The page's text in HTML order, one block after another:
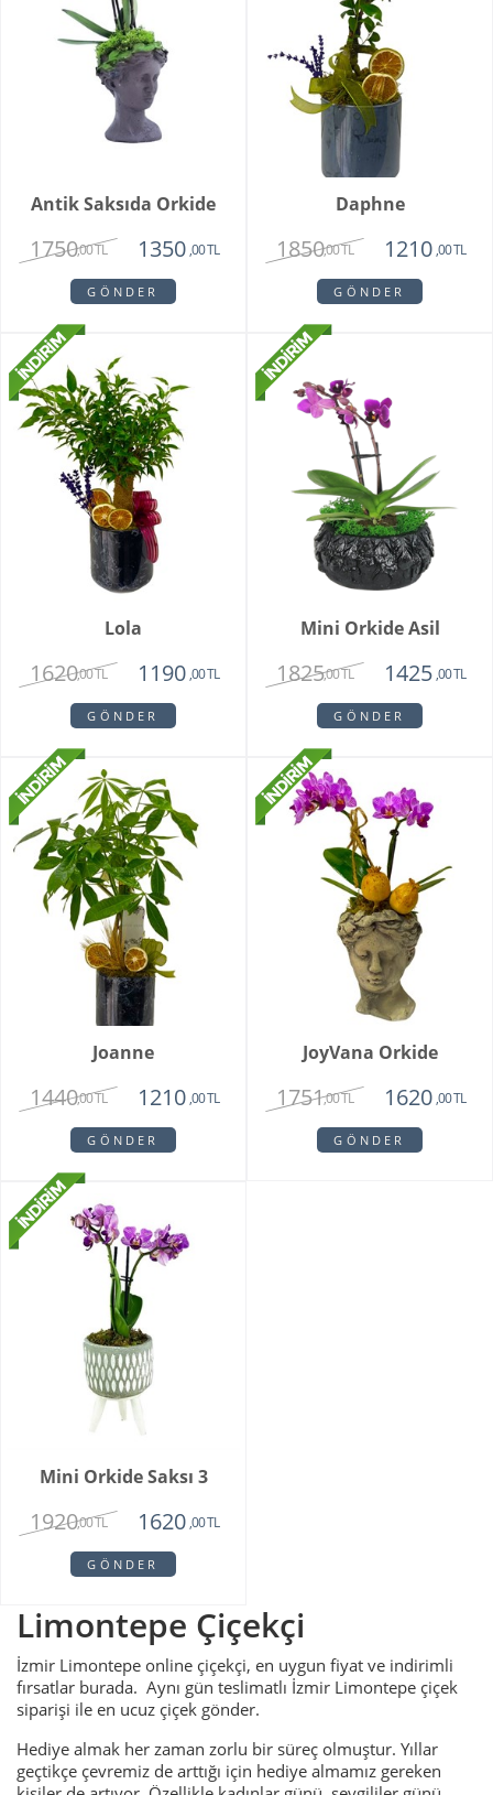
Antik Saksıda Orkide
1750,00 TL 1350 ,00 TL
GÖNDER
Daphne
1850,00 TL 1210 ,00 TL
GÖNDER
Lola
1620,00 TL 1190 ,00 TL
GÖNDER
Mini Orkide Asil
1825,00 TL 1425 ,00 TL
GÖNDER
Joanne
1440,00 TL 1210 ,00 TL
GÖNDER
JoyVana Orkide
1751,00 TL 1620 ,00 TL
GÖNDER
Mini Orkide Saksı 3
1920,00 TL 1620 ,00 TL
GÖNDER
Limontepe Çiçekçi
İzmir Limontepe online çiçekçi, en uygun fiyat ve indirimli
fırsatlar burada. Aynı gün teslimatlı İzmir Limontepe çiçek
siparişi ile en ucuz çiçek gönder.
Hediye almak her zaman zorlu bir süreç olmuştur. Yıllar
geçtikçe çevremiz de arttığı için hediye almamız gereken